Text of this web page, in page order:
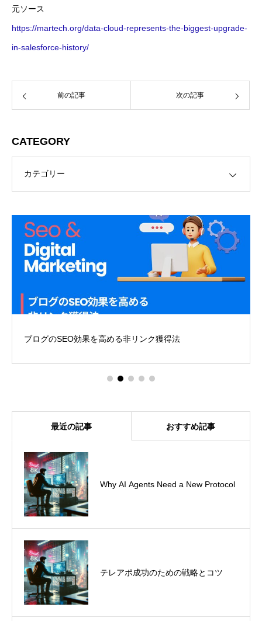
元ソース
https://martech.org/data-cloud-represents-the-biggest-upgrade-
in-salesforce-history/
前の記事 次の記事
CATEGORY
ブログのSEO効果を高める非リンク獲得法
最近の記事 おすすめ記事
Why AI Agents Need a New Protocol
テレアポ成功のための戦略とコツ
って、効率的にタスクをこなそう！
HubSpotのCRMで顧客管理を革新